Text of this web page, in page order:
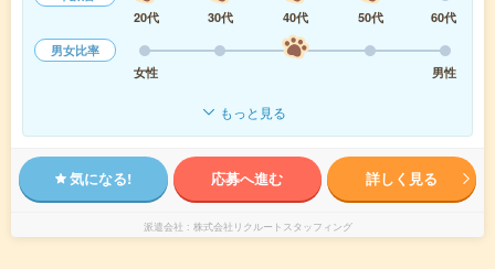
20代
30代 40代 50代
60代
男女比率
女性
男性
もっと見る
気になる! 応募へ進む 詳しく見る
派遣会社 株式会社リクルートスタッフィング